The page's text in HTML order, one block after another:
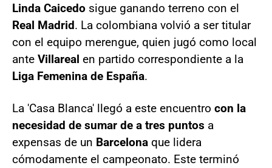
Linda Caicedo sigue ganando terreno con el
Real Madrid. La colombiana volvió a ser titular
con el equipo merengue, quien jugó como local
ante Villareal en partido correspondiente a la
Liga Femenina de España.
La 'Casa Blanca' llegó a este encuentro con la
necesidad de sumar de a tres puntos a
expensas de un Barcelona que lidera
cómodamente el campeonato. Este terminó